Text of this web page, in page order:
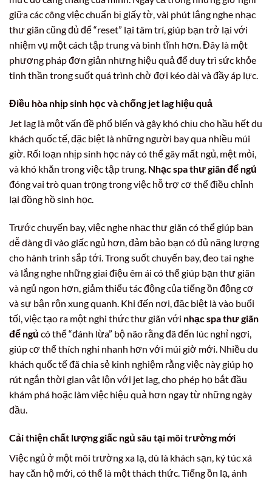
giữa các công việc chuẩn bị giấy tờ, vài phút lắng nghe nhạc
thư giãn cũng đủ để “reset” lại tâm trí, giúp bạn trở lại với
nhiệm vụ một cách tập trung và bình tĩnh hơn. Đây là một
phương pháp đơn giản nhưng hiệu quả để duy trì sức khỏe
tinh thần trong suốt quá trình chờ đợi kéo dài và đầy áp lực.
Điều hòa nhịp sinh học và chống jet lag hiệu quả
Jet lag là một vấn đề phổ biến và gây khó chịu cho hầu hết du
khách quốc tế, đặc biệt là những người bay qua nhiều múi
giờ. Rối loạn nhịp sinh học này có thể gây mất ngủ, mệt mỏi,
và khó khăn trong việc tập trung. Nhạc spa thư giãn để ngủ
đóng vai trò quan trọng trong việc hỗ trợ cơ thể điều chỉnh
lại đồng hồ sinh học.
Trước chuyến bay, việc nghe nhạc thư giãn có thể giúp bạn
dễ dàng đi vào giấc ngủ hơn, đảm bảo bạn có đủ năng lượng
cho hành trình sắp tới. Trong suốt chuyến bay, đeo tai nghe
và lắng nghe những giai điệu êm ái có thể giúp bạn thư giãn
và ngủ ngon hơn, giảm thiểu tác động của tiếng ồn động cơ
và sự bận rộn xung quanh. Khi đến nơi, đặc biệt là vào buổi
tối, việc tạo ra một nghi thức thư giãn với nhạc spa thư giãn
để ngủ có thể “đánh lừa” bộ não rằng đã đến lúc nghỉ ngơi,
giúp cơ thể thích nghi nhanh hơn với múi giờ mới. Nhiều du
khách quốc tế đã chia sẻ kinh nghiệm rằng việc này giúp họ
rút ngắn thời gian vật lộn với jet lag, cho phép họ bắt đầu
khám phá hoặc làm việc hiệu quả hơn ngay từ những ngày
đầu.
Cải thiện chất lượng giấc ngủ sâu tại môi trường mới
Việc ngủ ở một môi trường xa lạ, dù là khách sạn, ký túc xá
hay căn hộ mới, có thể là một thách thức. Tiếng ồn lạ, ánh